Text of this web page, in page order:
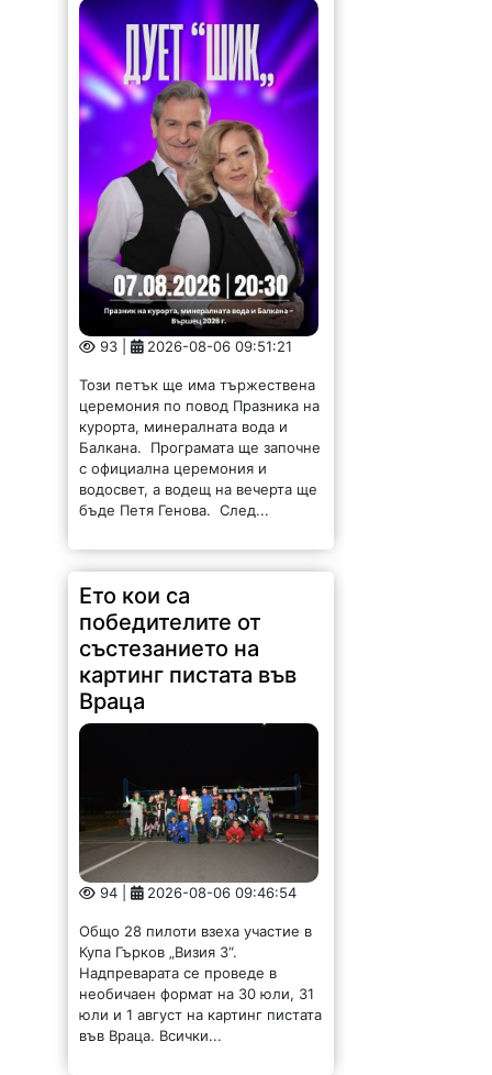
93 | 2026-08-06 09:51:21
Този петък ще има тържествена
курорта, минералната вода и
Балкана. Програмата ще започне
с официална церемония и
водосвет, а водещ на вечерта ще
бъде Петя Генова. След...
Ето кои са
победителите от
състезанието на
картинг пистата във
Враца
94 |
Общо 28 пилоти взеха участие в
Надпреварата се проведе в
необичаен формат на 30 юли, 31
юли и 1 август на картинг пистата
във Враца. Всички...